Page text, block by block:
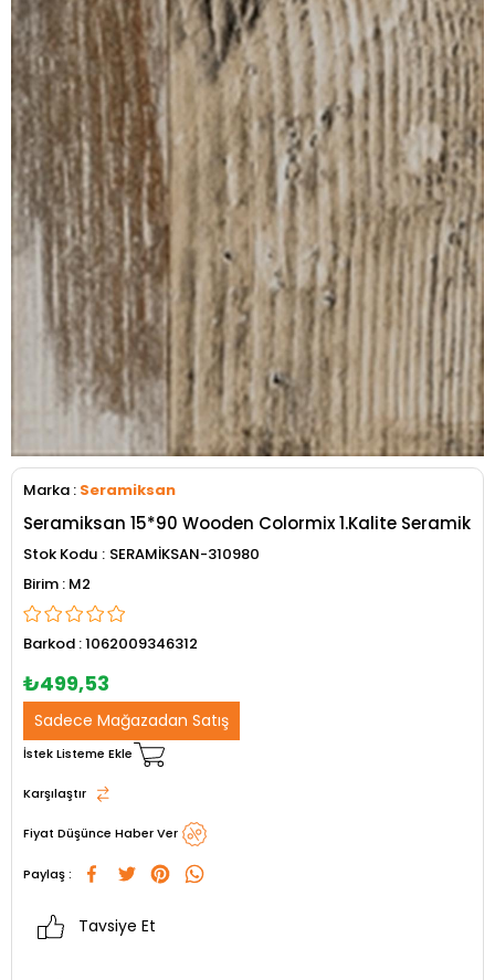
Marka : Seramiksan
Seramiksan 15*90 Wooden Colormix 1.Kalite Seramik
Stok Kodu
SERAMİKSAN-310980
M2
Barkod :1062009346312
₺499,53
Sadece Mağazadan Satış
İstek Listeme Ekle
Karşılaştır
Fiyat Düşünce Haber Ver
Paylaş :
Tavsiye Et